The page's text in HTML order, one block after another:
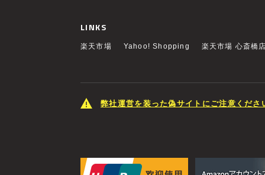
LINKS
楽天市場 Yahoo! Shopping 楽天市場 心斎橋
弊社運営を装った偽サイトにご注意くださ